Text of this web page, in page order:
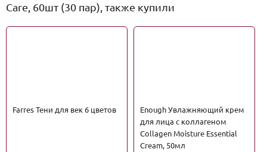
Care, 60шт (30 пар), также купили
Farres Тени для век 6 цветов
Enough Увлажняющий крем
для лица с коллагеном
Collagen Moisture Essential
Cream, 50мл